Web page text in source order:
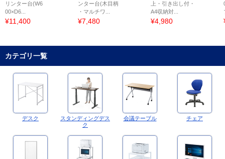
リンター台(W6
00×D6...
¥11,400
ンター台(木目柄
・マルチワ...
¥7,480
上・引き出し付・
A4収納対...
¥4,980
カテゴリ一覧
デスク
スタンディングデス
ク
会議テーブル チェア